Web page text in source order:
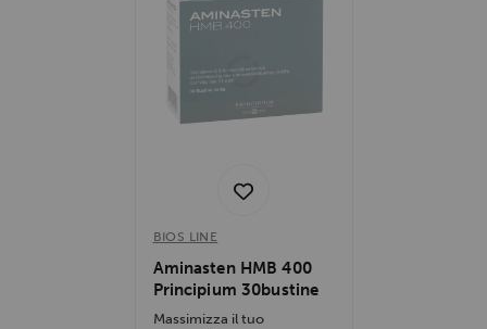
BIOS LINE
Aminasten HMB 400
Principium 30bustine
Massimizza il tuo